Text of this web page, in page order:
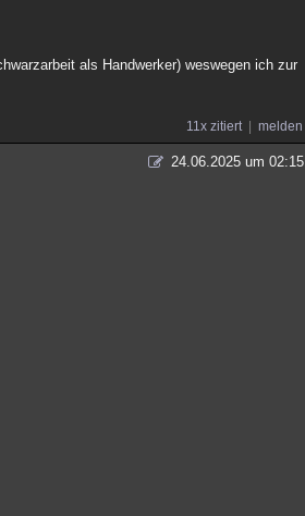
als Handwerker) weswegen ich zur
11x zitiert melden
24.06.2025 um 02:15